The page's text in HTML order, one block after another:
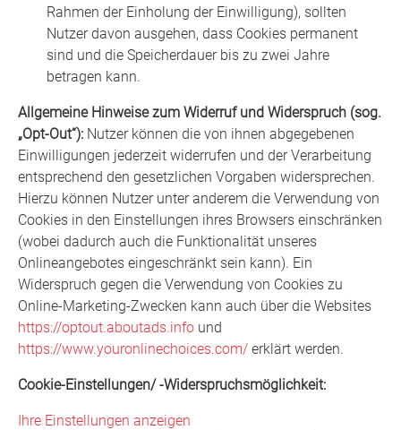
Rahmen der Einholung der Einwilligung), sollten
Nutzer davon ausgehen, dass Cookies permanent
sind und die Speicherdauer bis zu zwei Jahre
betragen kann.
Allgemeine Hinweise zum Widerruf und Widerspruch (sog.
„Opt-Out“): Nutzer können die von ihnen abgegebenen
Einwilligungen jederzeit widerrufen und der Verarbeitung
entsprechend den gesetzlichen Vorgaben widersprechen.
Hierzu können Nutzer unter anderem die Verwendung von
Cookies in den Einstellungen ihres Browsers einschränken
(wobei dadurch auch die Funktionalität unseres
Onlineangebotes eingeschränkt sein kann). Ein
Widerspruch gegen die Verwendung von Cookies zu
Online-Marketing-Zwecken kann auch über die Websites
https://optout.aboutads.info und
https://www.youronlinechoices.com/ erklärt werden.
Cookie-Einstellungen/ -Widerspruchsmöglichkeit:
Ihre Einstellungen anzeigen